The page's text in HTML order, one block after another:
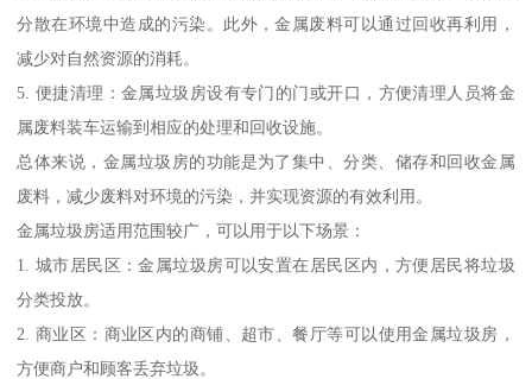
分散在环境中造成的污染。此外，金属废料可以通过回收再利用，
减少对自然资源的消耗。
5. 便捷清理：金属垃圾房设有专门的门或开口，方便清理人员将金
属废料装车运输到相应的处理和回收设施。
总体来说，金属垃圾房的功能是为了集中、分类、储存和回收金属
废料，减少废料对环境的污染，并实现资源的有效利用。
金属垃圾房适用范围较广，可以用于以下场景：
1. 城市居民区：金属垃圾房可以安置在居民区内，方便居民将垃圾
分类投放。
2. 商业区：商业区内的商铺、超市、餐厅等可以使用金属垃圾房，
方便商户和顾客丢弃垃圾。